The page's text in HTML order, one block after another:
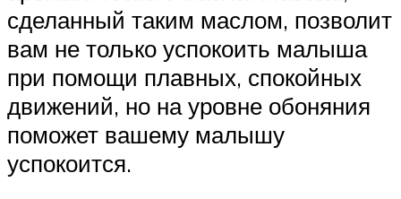
сделанный таким маслом, позволит
вам не только успокоить малыша
при помощи плавных, спокойных
движений, но на уровне обоняния
поможет вашему малышу
успокоится.